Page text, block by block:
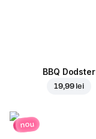
BBQ Dodster
19,99 lei
nou